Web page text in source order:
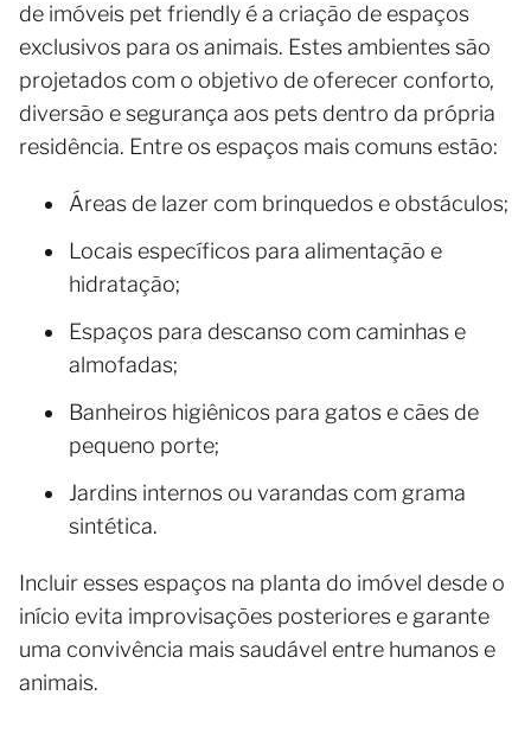
de imóveis pet friendly é a criação de espaços
exclusivos para os animais. Estes ambientes são
projetados com o objetivo de oferecer conforto,
diversão e segurança aos pets dentro da própria
residência. Entre os espaços mais comuns estão:
Áreas de lazer com brinquedos e obstáculos;
Locais específicos para alimentação e
hidratação;
Espaços para descanso com caminhas e
almofadas;
Banheiros higiênicos para gatos e cães de
pequeno porte;
Jardins internos ou varandas com grama
sintética.
Incluir esses espaços na planta do imóvel desde o
início evita improvisações posteriores e garante
uma convivência mais saudável entre humanos e
animais.